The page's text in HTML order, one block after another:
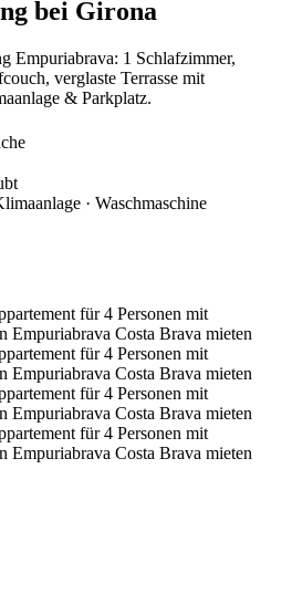
bei Girona
Empuriabrava: 1 Schlafzimmer,
verglaste Terrasse mit
& Parkplatz.
· Waschmaschine